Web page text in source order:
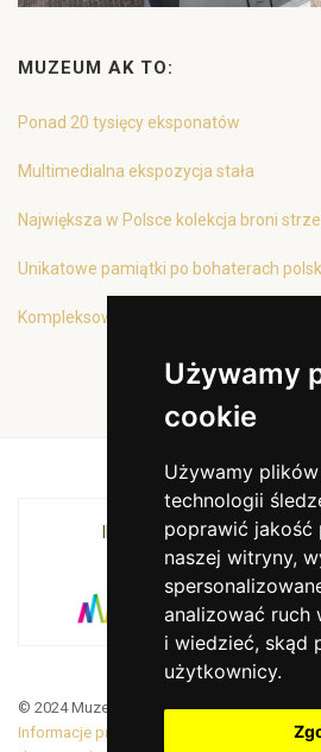
Używamy
cookie
Używamy
technologii
poprawić jakość
naszej witryny,
analizować ruch
i wiedzieć, skąd
użytkownicy.
MUZEUM AK TO:
Ponad 20 tysięcy eksponatów
Multimedialna ekspozycja stała
Największa w Polsce kolekcja broni
Unikatowe pamiątki po bohaterach
Kompleksowa oferta edukacyjna
INSTYTUCJA KULTURY
WOJEWÓDZTWA
© 2024 Muzeum Armii Krajowej. Translated
Informacje prawne
Zamówienia